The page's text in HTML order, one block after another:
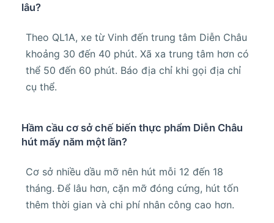
lâu?
Theo QL1A, xe từ Vinh đến trung tâm Diễn Châu
khoảng 30 đến 40 phút. Xã xa trung tâm hơn có
thể 50 đến 60 phút. Báo địa chỉ khi gọi địa chỉ
cụ thể.
Hầm cầu cơ sở chế biến thực phẩm Diễn Châu
hút mấy năm một lần?
Cơ sở nhiều dầu mỡ nên hút mỗi 12 đến 18
tháng. Để lâu hơn, cặn mỡ đóng cứng, hút tốn
thêm thời gian và chi phí nhân công cao hơn.